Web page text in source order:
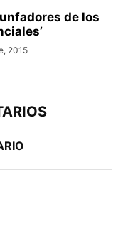
de los
2015